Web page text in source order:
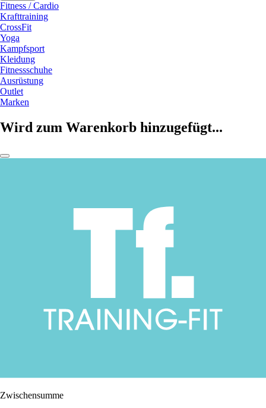
Fitness / Cardio
Krafttraining
CrossFit
Yoga
Kampfsport
Kleidung
Fitnessschuhe
Ausrüstung
Outlet
Marken
Wird zum Warenkorb hinzugefügt...
Zwischensumme